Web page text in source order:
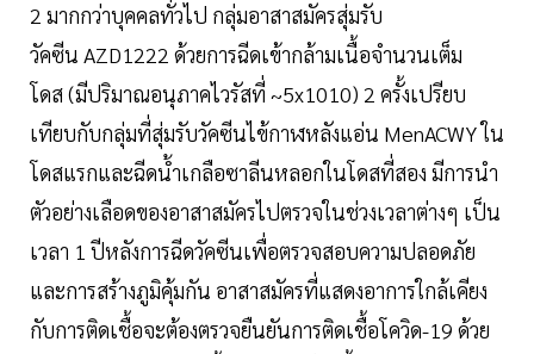
2 มากกว่าบุคคลทั่วไป กลุ่มอาสาสมัครสุ่มรับ
วัคซีน AZD1222 ด้วยการฉีดเข้ากล้ามเนื้อจำนวนเต็ม
โดส (มีปริมาณอนุภาคไวรัสที่ ~5x1010) 2 ครั้งเปรียบ
เทียบกับกลุ่มที่สุ่มรับวัคซีนไข้กาฬหลังแอ่น MenACWY ใน
โดสแรกและฉีดน้ำเกลือซาลีนหลอกในโดสที่สอง มีการนำ
ตัวอย่างเลือดของอาสาสมัครไปตรวจในช่วงเวลาต่างๆ เป็น
เวลา 1 ปีหลังการฉีดวัคซีนเพื่อตรวจสอบความปลอดภัย
และการสร้างภูมิคุ้มกัน อาสาสมัครที่แสดงอาการใกล้เคียง
กับการติดเชื้อจะต้องตรวจยืนยันการติดเชื้อโควิด-19 ด้วย